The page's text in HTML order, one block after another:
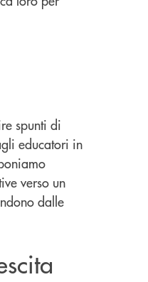
spunti di
educatori in
verso un
dalle